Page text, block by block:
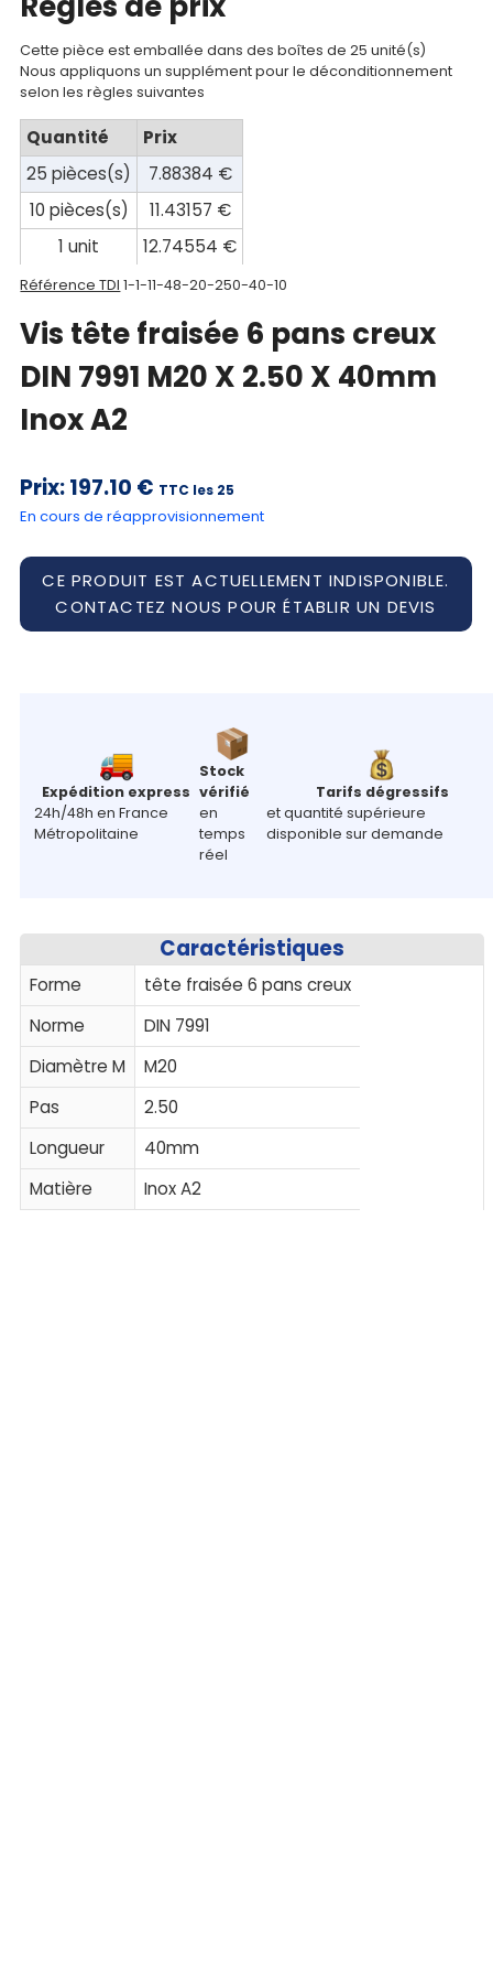
Documentations
Mon
compte
Mon
panier
Contact
Cette pièce est emballée dans des boîtes de 25 unité(s)
Nous appliquons un supplément pour le déconditionnement
selon les règles suivantes
Quantité
Prix
25 pièces(s)
7.88384 €
10 pièces(s)
11.43157 €
1 unit
12.74554 €
Référence TDI 1-1-11-48-20-250-40-10
Vis tête fraisée 6 pans creux
DIN 7991 M20 X 2.50 X 40mm
Inox A2
Prix:197.10 € TTC les 25
En cours de réapprovisionnement
CE PRODUIT EST ACTUELLEMENT INDISPONIBLE.
CONTACTEZ NOUS POUR ÉTABLIR UN DEVIS
Expédition express
24h/48h en France
Métropolitaine
Stock
vérifié
en
temps
réel
Tarifs dégressifs
et quantité supérieure
disponible sur demande
Caractéristiques
Forme
tête fraisée 6 pans creux
Norme
DIN 7991
Diamètre M
M20
Pas
2.50
Longueur
40mm
Matière
Inox A2